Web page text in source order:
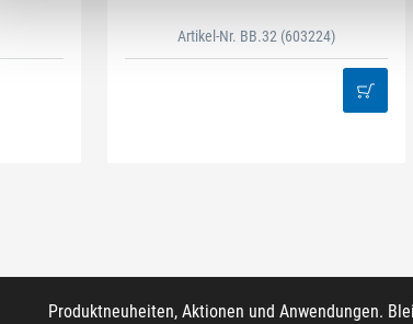
Artikel-Nr. BB.32 (603224)
Produktneuheiten, Aktionen und Anwendungen.